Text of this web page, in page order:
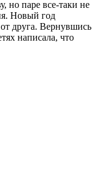
но паре все-таки не
Новый год
друга. Вернувшись
написала, что